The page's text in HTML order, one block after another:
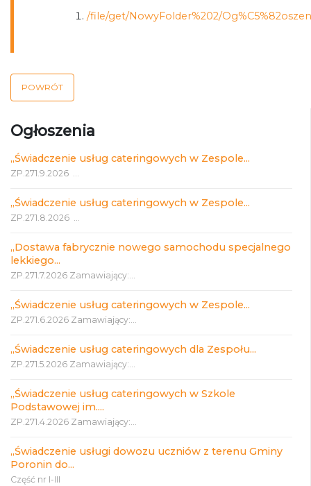
Ogłoszenia
„Świadczenie usług cateringowych w Zespole...
ZP.271.9.2026 ...
„Świadczenie usług cateringowych w Zespole...
ZP.271.8.2026 ...
„Dostawa fabrycznie nowego samochodu specjalnego
lekkiego...
ZP.271.7.2026 Zamawiający:...
„Świadczenie usług cateringowych w Zespole...
ZP.271.6.2026 Zamawiający:...
„Świadczenie usług cateringowych dla Zespołu...
ZP.271.5.2026 Zamawiający:...
„Świadczenie usług cateringowych w Szkole
Podstawowej im....
ZP.271.4.2026 Zamawiający:...
„Świadczenie usługi dowozu uczniów z terenu Gminy
Poronin do...
Część nr I-III
/file/get/NowyFolder%202/
POWRÓT